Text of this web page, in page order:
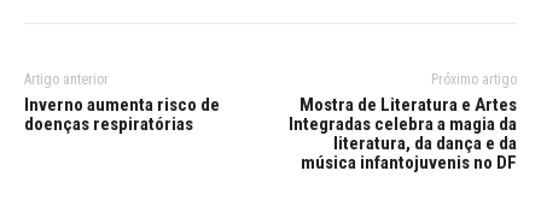
Artigo anterior
Inverno aumenta risco de
doenças respiratórias
Próximo artigo
Mostra de Literatura e Artes
Integradas celebra a magia da
literatura, da dança e da
música infantojuvenis no DF